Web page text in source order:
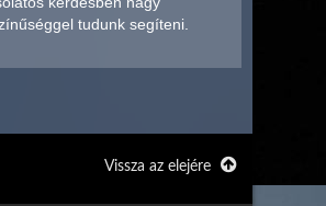
tudunk segíteni.
Vissza az elejére